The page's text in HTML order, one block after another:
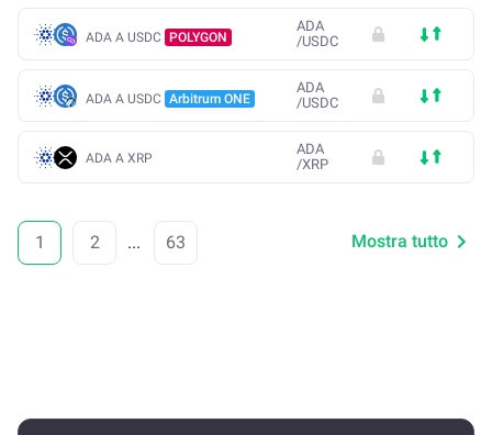
ADA A USDC POLYGON
ADA
/USDC
ADA A USDC Arbitrum ONE
ADA
/USDC
ADA A XRP
ADA
/XRP
1 2 ... 63 Mostra tutto